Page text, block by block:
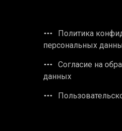
Политика
персональных
Согласие на
данных